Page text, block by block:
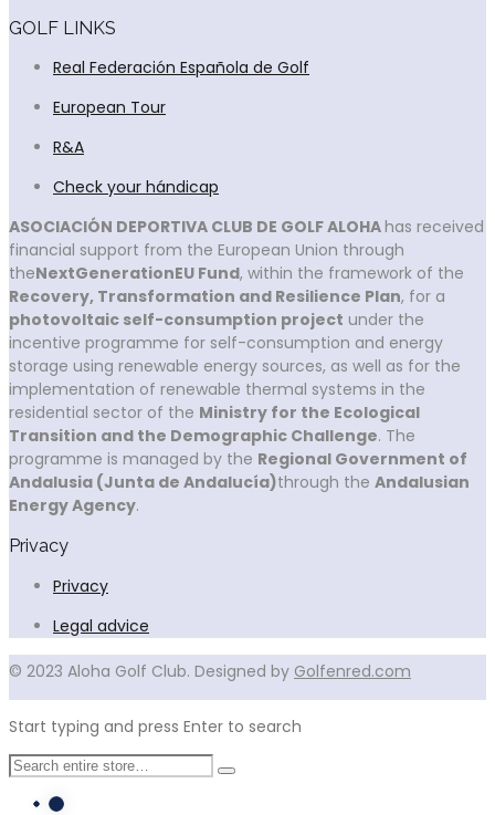
GOLF LINKS
Real Federación Española de Golf
European Tour
R&A
Check your hándicap
ASOCIACIÓN DEPORTIVA CLUB DE GOLF ALOHAhas received
financial support from the European Union through
theNextGenerationEU Fund, within the framework of the
Recovery, Transformation and Resilience Plan, for a
photovoltaic self-consumption project under the
incentive programme for self-consumption and energy
storage using renewable energy sources, as well as for the
implementation of renewable thermal systems in the
residential sector of the Ministry for the Ecological
Transition and the Demographic Challenge. The
programme is managed by the Regional Government of
Andalusia (Junta de Andalucía)through the Andalusian
Energy Agency.
Privacy
Privacy
Legal advice
© 2023 Aloha Golf Club. Designed by Golfenred.com
Start typing and press Enter to search